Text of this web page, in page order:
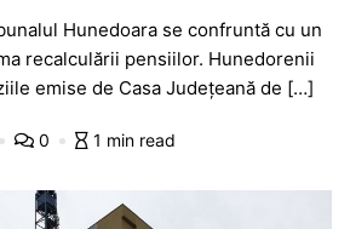
itt
er
e
gr
a
m
s
s
a
e
ta
je
a
ă
Hunedoara se confruntă cu un
recalculării pensiilor. Hunedorenii
emise de Casa Județeană de […]
0 1 min read